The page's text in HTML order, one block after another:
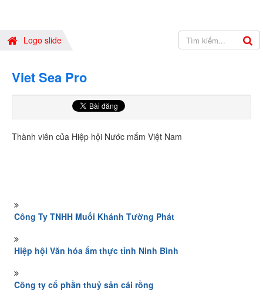
Logo slide
Viet Sea Pro
Thành viên của Hiệp hội Nước mắm Việt Nam
Công Ty TNHH Muối Khánh Tường Phát
Hiệp hội Văn hóa ẩm thực tỉnh Ninh Bình
Công ty cổ phần thuỷ sản cái rồng